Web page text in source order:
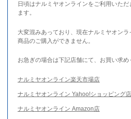
日頃はナルミヤオンラインをご利用いた
ます。
大変混みあっており、現在ナルミヤオン
商品のご購入ができません。
お急ぎの場合は下記店舗にて、お買い求め
ナルミヤオンライン楽天市場店
ナルミヤオンライン Yahoo!ショッピング店
ナルミヤオンライン Amazon店